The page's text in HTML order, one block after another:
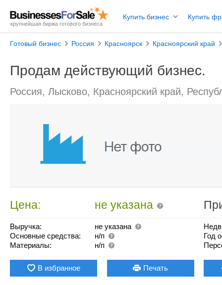
крупнейшая биржа готового бизнеса
Купить бизнес Купить
Готовый бизнес Россия Красноярск Красноярский край
Продам действующий бизнес.
Россия, Лысково, Красноярский край,
Цена: не указана
Выручка:
не указана
Основные средства:
н/п
Материалы:
н/п
Год
В избранное Печать